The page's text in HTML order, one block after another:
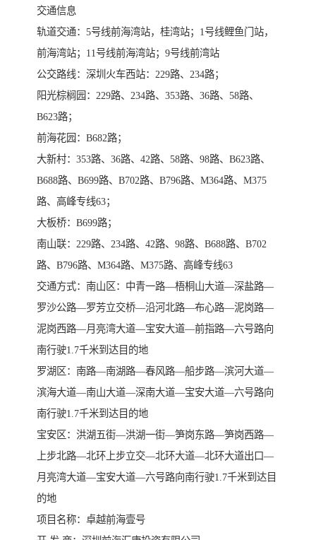
交通信息
轨道交通：5号线前海湾站，桂湾站；1号线鲤鱼门站，
前海湾站；11号线前海湾站；9号线前湾站
公交路线：深圳火车西站：229路、234路；
阳光棕榈园：229路、234路、353路、36路、58路、
B623路；
前海花园：B682路；
大新村：353路、36路、42路、58路、98路、B623路、
B688路、B699路、B702路、B796路、M364路、M375
路、高峰专线63；
大板桥：B699路；
南山联：229路、234路、42路、98路、B688路、B702
路、B796路、M364路、M375路、高峰专线63
交通方式：南山区：中青一路—梧桐山大道—深盐路—
罗沙公路—罗芳立交桥—沿河北路—布心路—泥岗路—
泥岗西路—月亮湾大道—宝安大道—前指路—六号路向
南行驶1.7千米到达目的地
罗湖区：南路—南湖路—春风路—船步路—滨河大道—
滨海大道—南山大道—深南大道—宝安大道—六号路向
南行驶1.7千米到达目的地
宝安区：洪湖五街—洪湖一街—笋岗东路—笋岗西路—
上步北路—北环上步立交—北环大道—北环大道出口—
月亮湾大道—宝安大道—六号路向南行驶1.7千米到达目
的地
项目名称：卓越前海壹号